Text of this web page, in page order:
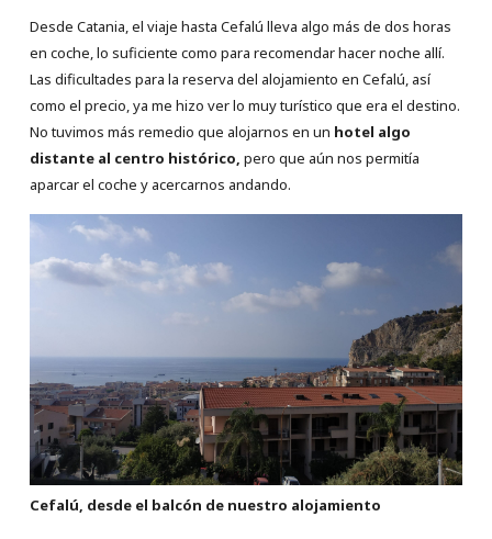
Desde Catania, el viaje hasta Cefalú lleva algo más de dos horas
en coche, lo suficiente como para recomendar hacer noche allí.
Las dificultades para la reserva del alojamiento en Cefalú, así
como el precio, ya me hizo ver lo muy turístico que era el destino.
No tuvimos más remedio que alojarnos en un hotel algo
distante al centro histórico, pero que aún nos permitía
aparcar el coche y acercarnos andando.
Cefalú, desde el balcón de nuestro alojamiento